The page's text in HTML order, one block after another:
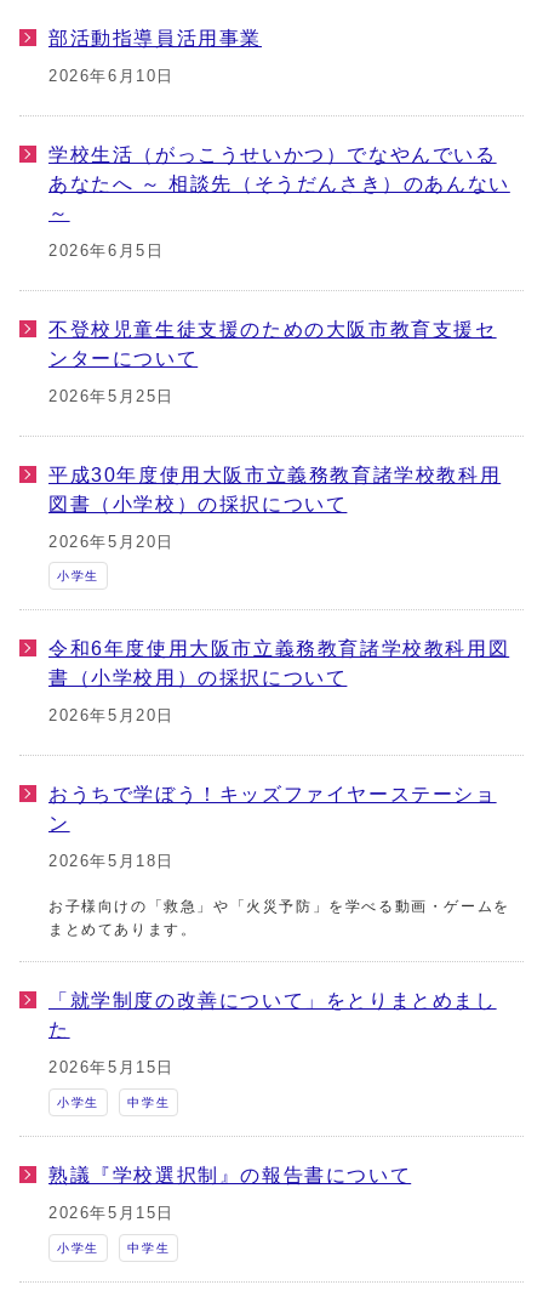
部活動指導員活用事業
2026年6月10日
学校生活（がっこうせいかつ）でなやんでいる
あなたへ ～ 相談先（そうだんさき）のあんない
～
2026年6月5日
不登校児童生徒支援のための大阪市教育支援セ
ンターについて
2026年5月25日
平成30年度使用大阪市立義務教育諸学校教科用
図書（小学校）の採択について
2026年5月20日
小学生
令和6年度使用大阪市立義務教育諸学校教科用図
書（小学校用）の採択について
2026年5月20日
おうちで学ぼう！キッズファイヤーステーショ
ン
2026年5月18日
お子様向けの「救急」や「火災予防」を学べる動画・ゲームを
まとめてあります。
「就学制度の改善について」をとりまとめまし
た
2026年5月15日
小学生 中学生
熟議『学校選択制』の報告書について
2026年5月15日
小学生 中学生